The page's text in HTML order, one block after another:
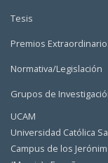
Tesis
Premios
Normativa/Legislación
Grupos de
UCAM
Universidad Católica
Campus de los